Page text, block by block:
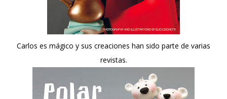
Carlos es mágico y sus creaciones han sido parte de varias
revistas.